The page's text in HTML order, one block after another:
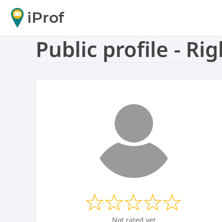
iProf
Public profile -
Not rated yet